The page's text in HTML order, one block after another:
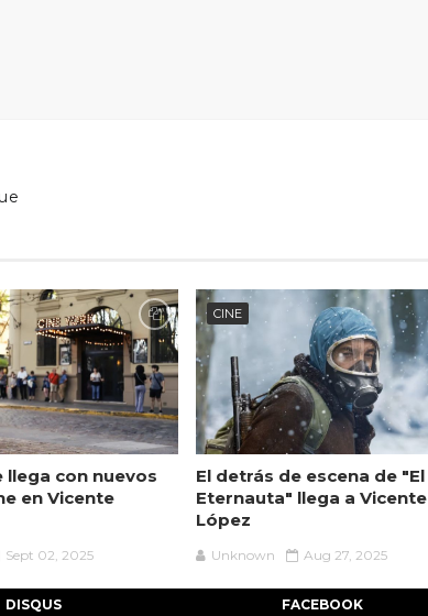
llega con nuevos
en Vicente
Sept 02, 2025
CINE
El detrás de escena de "El
Eternauta" llega a Vicente
López
Unknown Aug 27, 2025
DISQUS FACEBOOK